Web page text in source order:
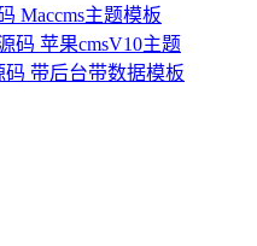
Maccms主题模板
码 苹果cmsV10主题
带后台带数据模板